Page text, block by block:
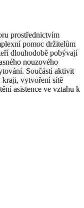
prostřednictvím
pomoc držitelům
dlouhodobě pobývají
nouzového
Součástí aktivit
kraji, vytvoření sítě
asistence ve vztahu k